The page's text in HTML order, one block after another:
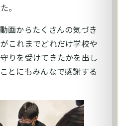
。
画からたくさんの気づき
これまでどれだけ学校や
りを受けてきたかを出し
とにもみんなで感謝する